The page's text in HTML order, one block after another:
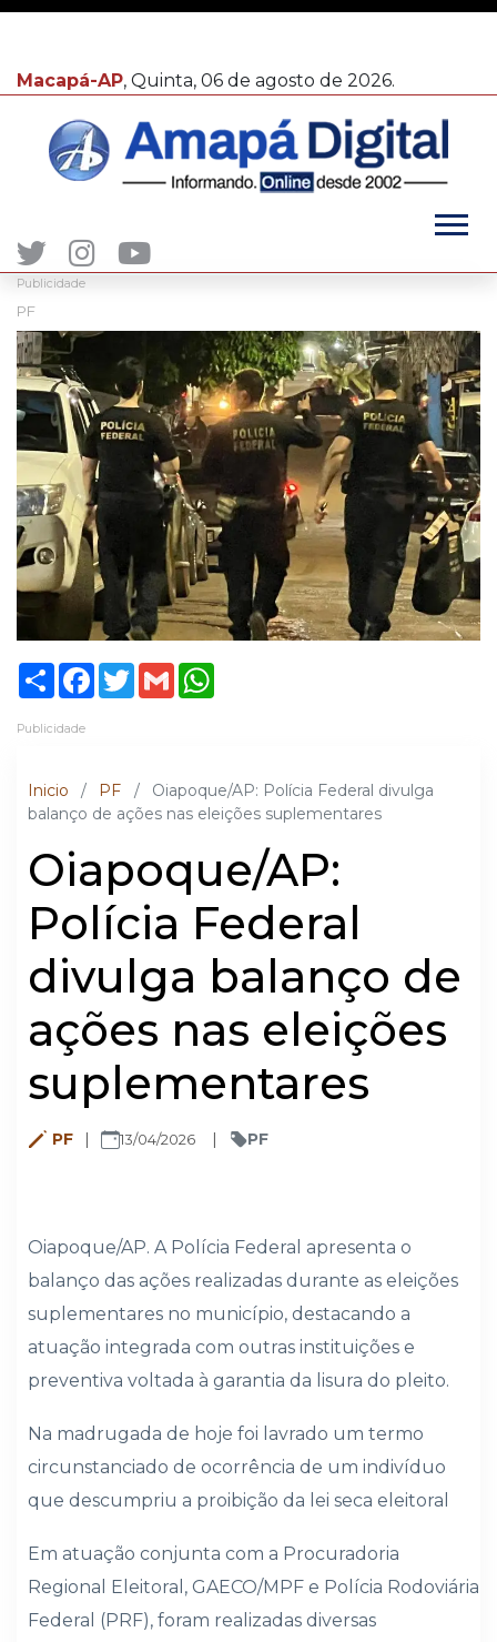
Macapá-AP, Quinta, 06 de agosto de 2026.
Publicidade
PF
ShareFacebook
TwitterGmail
Publicidade
Inicio / PF /
Oiapoque/AP: Polícia Federal divulga
balanço de ações nas eleições suplementares
Oiapoque/AP:
Polícia Federal
divulga balanço de
ações nas eleições
suplementares
PF 13/04/2026 PF
Oiapoque/AP. A Polícia Federal apresenta o
balanço das ações realizadas durante as eleições
suplementares no município, destacando a
atuação integrada com outras instituições e
preventiva voltada à garantia da lisura do pleito.
Na madrugada de hoje foi lavrado um termo
circunstanciado de ocorrência de um indivíduo
que descumpriu a proibição da lei seca eleitoral
Em atuação conjunta com a Procuradoria
Regional Eleitoral, GAECO/MPF e Polícia Rodoviária
Federal (PRF), foram realizadas diversas